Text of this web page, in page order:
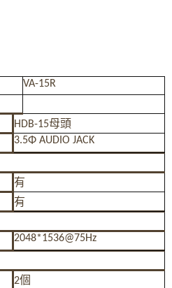
VA-15R
HDB-15母頭
3.5Φ AUDIO JACK
有
有
2048*1536@75Hz
2個